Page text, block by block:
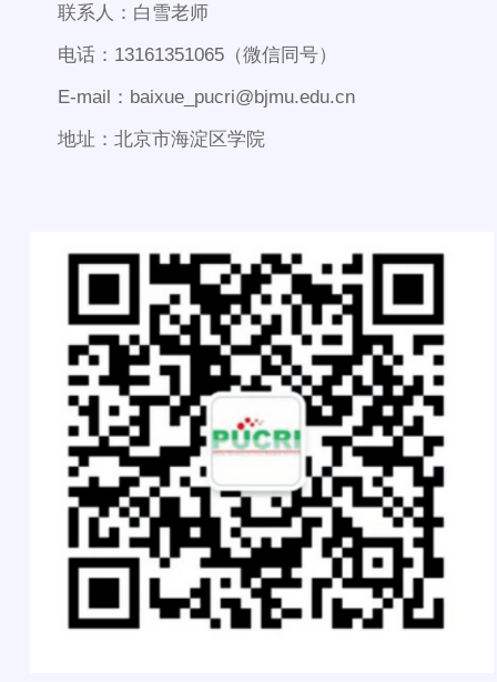
联系人：白雪老师
电话：13161351065（微信同号）
E-mail：baixue_pucri@bjmu.edu.cn
地址：北京市海淀区学院